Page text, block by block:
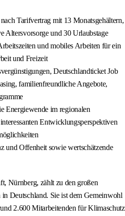
Tarifvertrag mit 13 Monatsgehältern,
Altersvorsorge und 30 Urlaubstage
und mobiles Arbeiten für ein
und Freizeit
Deutschlandticket Job
familienfreundliche Angebote,
Energiewende im regionalen
Entwicklungsperspektiven
und Offenheit sowie wertschätzende
Nürnberg, zählt zu den großen
Deutschland. Sie ist dem Gemeinwohl
2.600 Mitarbeitenden für Klimaschutz